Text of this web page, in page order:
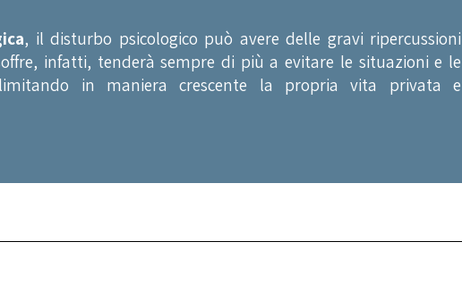
, il disturbo psicologico può avere delle gravi ripercussioni
infatti, tenderà sempre di più a evitare le situazioni e le
in maniera crescente la propria vita privata e